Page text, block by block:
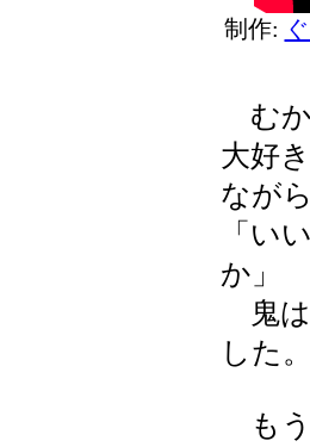
制作:
むか
大好
なが
「い
か」
鬼は
した。
もう